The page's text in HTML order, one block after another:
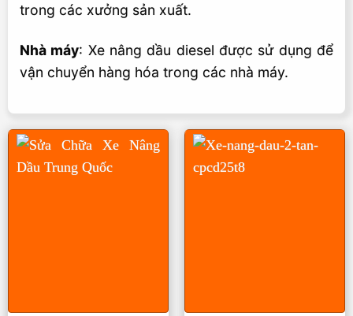
trong các xưởng sản xuất.
Nhà máy: Xe nâng dầu diesel được sử dụng để
vận chuyển hàng hóa trong các nhà máy.